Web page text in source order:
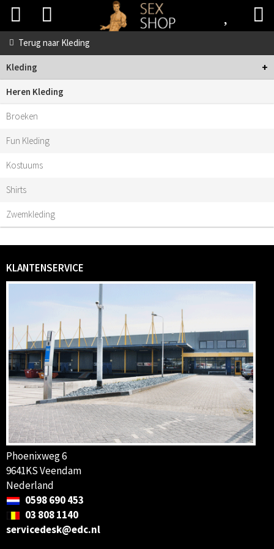
Terug naar Kleding
Kleding +
Heren Kleding
Broeken
Fun Kleding
Kostuums
Shirts
Zwemkleding
KLANTENSERVICE
Phoenixweg 6
9641KS Veendam
Nederland
0598 690 453
03 808 1140
servicedesk@edc.nl